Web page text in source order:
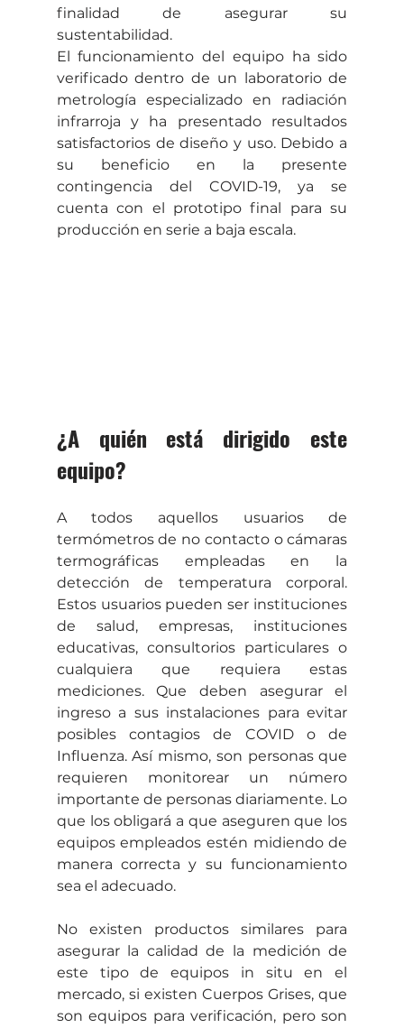
finalidad de asegurar su
sustentabilidad.
El funcionamiento del equipo ha sido
verificado dentro de un laboratorio de
metrología especializado en radiación
infrarroja y ha presentado resultados
satisfactorios de diseño y uso. Debido a
su beneficio en la presente
contingencia del COVID-19, ya se
cuenta con el prototipo final para su
producción en serie a baja escala.
¿A quién está dirigido este
equipo?
A todos aquellos usuarios de
termómetros de no contacto o cámaras
termográficas empleadas en la
detección de temperatura corporal.
Estos usuarios pueden ser instituciones
de salud, empresas, instituciones
educativas, consultorios particulares o
cualquiera que requiera estas
mediciones. Que deben asegurar el
ingreso a sus instalaciones para evitar
posibles contagios de COVID o de
Influenza. Así mismo, son personas que
requieren monitorear un número
importante de personas diariamente. Lo
que los obligará a que aseguren que los
equipos empleados estén midiendo de
manera correcta y su funcionamiento
sea el adecuado.
No existen productos similares para
asegurar la calidad de la medición de
este tipo de equipos in situ en el
mercado, si existen Cuerpos Grises, que
son equipos para verificación, pero son